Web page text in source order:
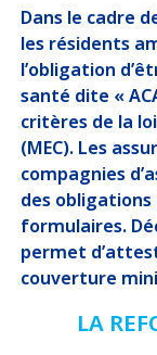
SOLUTIONS
DÉCRYPTAGES
NOUSREJOINDRE
Dans le cadre
les résidents
l’obligation
santé dite «
critères de la
(MEC). Les
compagnies
des
formulaires.
permet
couverture
LA